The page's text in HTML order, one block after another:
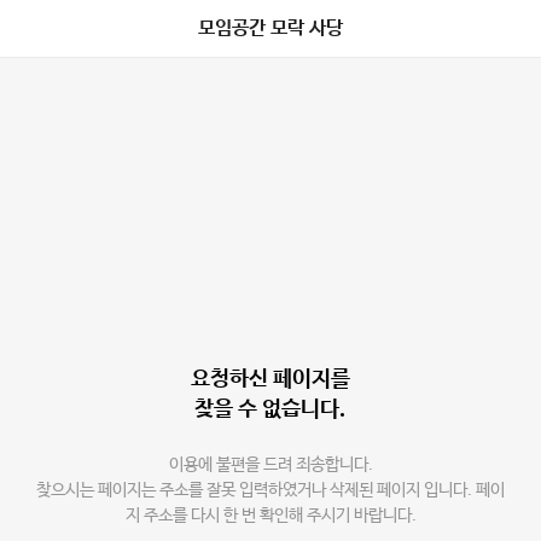
모임공간 모락 사당
요청하신 페이지를
찾을 수 없습니다.
이용에 불편을 드려 죄송합니다.
찾으시는 페이지는 주소를 잘못 입력하였거나 삭제된 페이지 입니다. 페이
지 주소를 다시 한 번 확인해 주시기 바랍니다.